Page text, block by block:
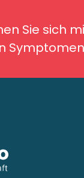
Sie sich
sich mit